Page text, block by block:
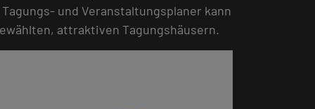
und Veranstaltungsplaner kann
attraktiven Tagungshäusern.